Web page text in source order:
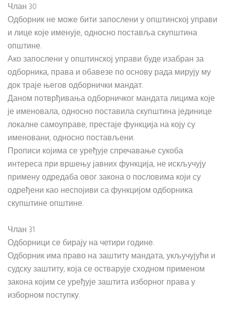
Члан 30
Одборник не може бити запослени у општинској управи
и лице које именује, односно поставља скупштина
општине.
Ако запослени у општинској управи буде изабран за
одборника, права и обавезе по основу рада мирују му
док траје његов одборнички мандат.
Даном потврђивања одборничког мандата лицима које
је именовала, односно поставила скупштина јединице
локалне самоуправе, престаје функција на коју су
именовани, односно постављени.
Прописи којима се уређује спречавање сукоба
интереса при вршењу јавних функција, не искључују
примену одредаба овог закона о пословима који су
одређени као неспојиви са функцијом одборника
скупштине општине.
Члан 31
Одборници се бирају на четири године.
Одборник има право на заштиту мандата, укључујући и
судску заштиту, која се остварује сходном применом
закона којим се уређује заштита изборног права у
изборном поступку.